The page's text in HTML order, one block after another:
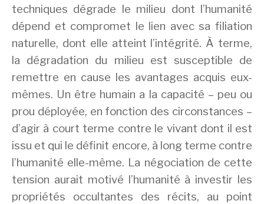
techniques dégrade le milieu dont l’humanité
dépend et compromet le lien avec sa filiation
naturelle, dont elle atteint l’intégrité. À terme,
la dégradation du milieu est susceptible de
remettre en cause les avantages acquis eux-
mêmes. Un être humain a la capacité – peu ou
prou déployée, en fonction des circonstances –
d’agir à court terme contre le vivant dont il est
issu et qui le définit encore, à long terme contre
l’humanité elle-même. La négociation de cette
tension aurait motivé l’humanité à investir les
propriétés occultantes des récits, au point